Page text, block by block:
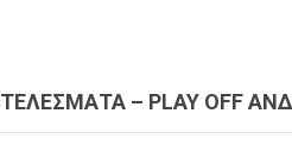
– PLAY OFF